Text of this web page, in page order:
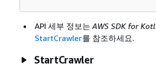
API 세부 정보는AWS SDK for
StartCrawler를 참조하세요.
StartCrawler